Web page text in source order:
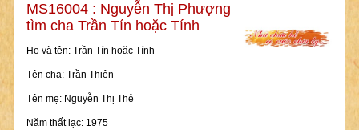
MS16004 : Nguyễn Thị Phượng
tìm cha Trần Tín hoặc Tính
Họ và tên: Trần Tín hoặc Tính
Tên cha: Trần Thiện
Tên mẹ: Nguyễn Thị Thê
Năm thất lạc: 1975